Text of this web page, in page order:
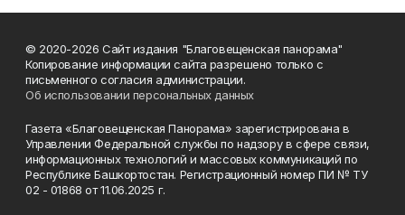
© 2020-2026 Сайт издания "Благовещенская панорама"
Копирование информации сайта разрешено только с
письменного согласия администрации.
Об использовании персональных данных
Газета «Благовещенская Панорама» зарегистрирована в
Управлении Федеральной службы по надзору в сфере связи,
информационных технологий и массовых коммуникаций по
Республике Башкортостан. Регистрационный номер ПИ № ТУ
02 - 01868 от 11.06.2025 г.